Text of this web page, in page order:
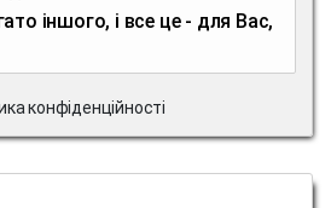
іншого, і все це - для Вас,
конфіденційності